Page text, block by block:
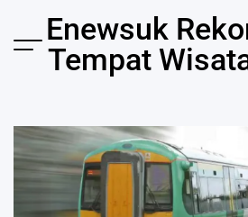
content
Menu
Enewsuk
Tempat